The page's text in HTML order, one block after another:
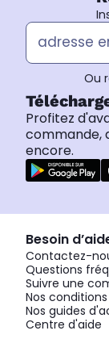
Ou
Profitez
commande,
encore.
Besoin
Contactez-
Questions
Suivre une
Nos
Nos guides
Centre d'aide